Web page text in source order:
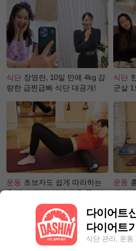
식단 장영란, 10일 만에 4kg 감
량한 급찐급빠 식단 대공개!
식단
군살
운동 초보자도 쉽게 따라하는
홈 필라테스 –어깨 근육 풀어주
운동
필라
다이어트
다이어트
식단 관리, 운동